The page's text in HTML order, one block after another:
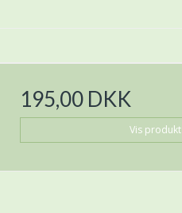
195,00 DKK
Vis produkt